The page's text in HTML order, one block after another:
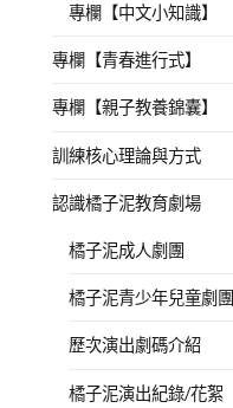
專欄【中文小知識】
專欄【青春進行式】
專欄【親子教養錦囊】
訓練核心理論與方式
認識橘子泥教育劇場
橘子泥成人劇團
橘子泥青少年兒童劇團
歷次演出劇碼介紹
橘子泥演出紀錄/花絮